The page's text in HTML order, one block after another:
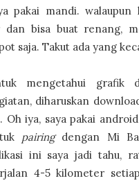
pakai mandi. walaupun
dan bisa buat renang,
saja. Takut ada yang
mengetahui grafik
diharuskan
Oh iya, saya pakai
pairingdengan Mi
ini saya jadi tahu,
4-5 kilometer